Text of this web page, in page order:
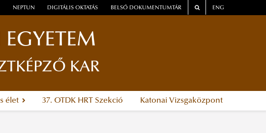
NEPTUN DIGITÁLIS OKTATÁS BELSŐ DOKUMENTUMTÁR ENG
KAR
élet 37. OTDK HRT Szekció Katonai Vizsgaközpont